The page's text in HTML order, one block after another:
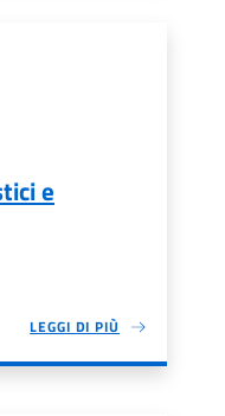
e
LEGGI DI PIÙ